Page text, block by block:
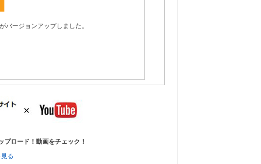
バージョンアップしました。
ロード！動画をチェック！
る